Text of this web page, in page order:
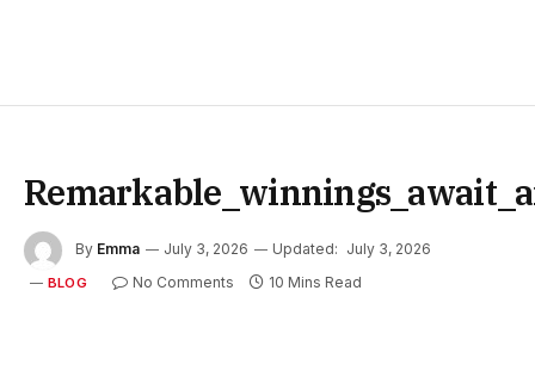
By Emma July 3, 2026 Updated: July 3, 2026
BLOG No Comments 10 Mins Read